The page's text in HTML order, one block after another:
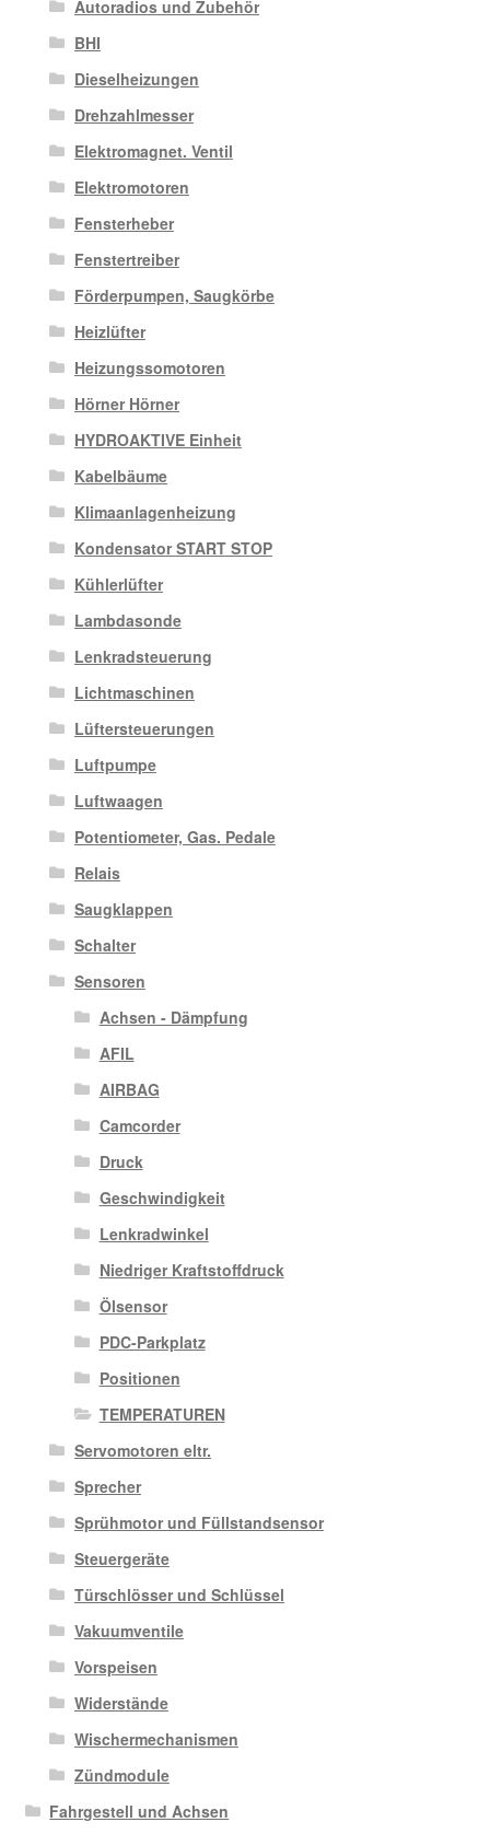
Autoradios und Zubehör
BHI
Dieselheizungen
Drehzahlmesser
Elektromagnet. Ventil
Elektromotoren
Fensterheber
Fenstertreiber
Förderpumpen, Saugkörbe
Heizlüfter
Heizungssomotoren
Hörner Hörner
HYDROAKTIVE Einheit
Kabelbäume
Klimaanlagenheizung
Kondensator START STOP
Kühlerlüfter
Lambdasonde
Lenkradsteuerung
Lichtmaschinen
Lüftersteuerungen
Luftpumpe
Luftwaagen
Potentiometer, Gas. Pedale
Relais
Saugklappen
Schalter
Sensoren
Achsen - Dämpfung
AFIL
AIRBAG
Camcorder
Druck
Geschwindigkeit
Lenkradwinkel
Niedriger Kraftstoffdruck
Ölsensor
PDC-Parkplatz
Positionen
TEMPERATUREN
Servomotoren eltr.
Sprecher
Sprühmotor und Füllstandsensor
Steuergeräte
Türschlösser und Schlüssel
Vakuumventile
Vorspeisen
Widerstände
Wischermechanismen
Zündmodule
Fahrgestell und Achsen